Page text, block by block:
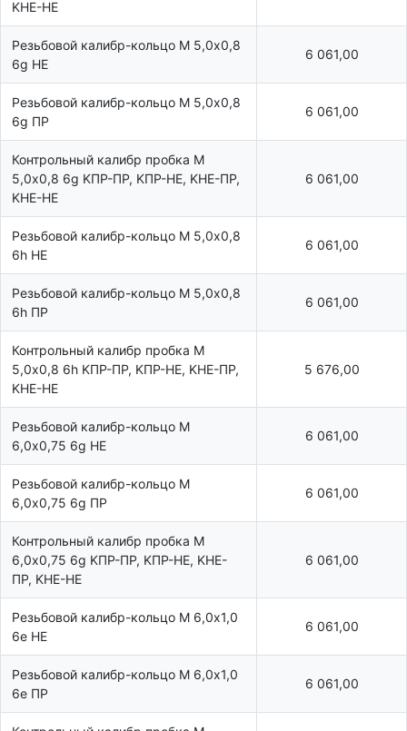
KHE-HE
Резьбовой калибр-кольцо М 5,0х0,8
6g НЕ
6 061,00
Резьбовой калибр-кольцо М 5,0х0,8
6g ПР
6 061,00
Контрольный калибр пробка М
5,0х0,8 6g KПР-ПР, KПР-HE, KHE-ПР,
KHE-HE
6 061,00
Резьбовой калибр-кольцо М 5,0х0,8
6h НЕ
6 061,00
Резьбовой калибр-кольцо М 5,0х0,8
6h ПР
6 061,00
Контрольный калибр пробка М
5,0х0,8 6h KПР-ПР, KПР-HE, KHE-ПР,
KHE-HE
5 676,00
Резьбовой калибр-кольцо М
6,0х0,75 6g НЕ
6 061,00
Резьбовой калибр-кольцо М
6,0х0,75 6g ПР
6 061,00
Контрольный калибр пробка М
6,0х0,75 6g KПР-ПР, KПР-HE, KHE-
ПР, KHE-HE
6 061,00
Резьбовой калибр-кольцо М 6,0х1,0
6e НЕ
6 061,00
Резьбовой калибр-кольцо М 6,0х1,0
6e ПР
6 061,00